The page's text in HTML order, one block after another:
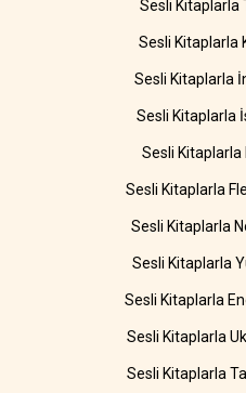
Sesli Kitaplarla
Sesli Kitaplarla
Sesli Kitaplarla
Sesli Kitaplarla
Sesli Kitaplarla
Sesli Kitaplarla
Sesli Kitaplarla
Sesli Kitaplarla
Sesli Kitaplarla
Sesli Kitaplarla
Sesli Kitaplarla